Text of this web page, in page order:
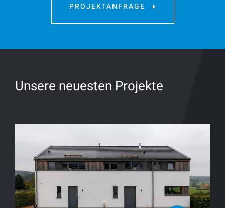
PROJEKTANFRAGE
Unsere neuesten Projekte